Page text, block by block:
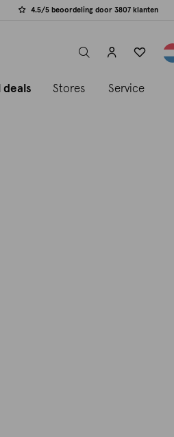
4.5/5 beoordeling door 3807 klanten
label.header.toggle
deals Stores Service